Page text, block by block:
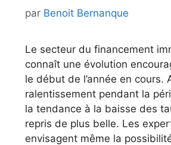
par Benoit Bernanque
Le secteur du financement
connaît une évolution
le début de l’année en cours.
ralentissement pendant la
la tendance à la baisse des
repris de plus belle. Les
envisagent même la